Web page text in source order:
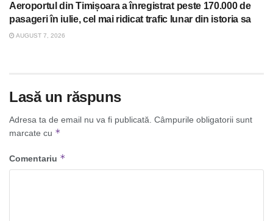
Aeroportul din Timișoara a înregistrat peste 170.000 de
pasageri în iulie, cel mai ridicat trafic lunar din istoria sa
AUGUST 7, 2026
Lasă un răspuns
Adresa ta de email nu va fi publicată. Câmpurile obligatorii sunt
marcate cu *
Comentariu *